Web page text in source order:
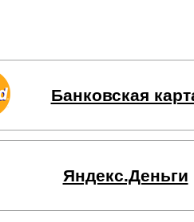
Банковская
Яндекс.Деньги